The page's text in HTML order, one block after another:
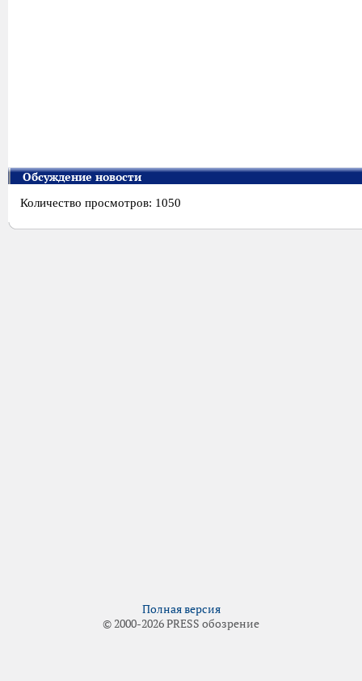
Обсуждение новости
Количество просмотров: 1050
Полная версия
© 2000-2026 PRESS обозрение